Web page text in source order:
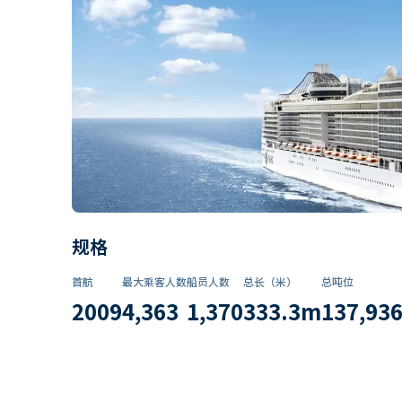
规格
首航
2009
最大乘客人数
4,363
船员人数
1,370
总长（米）
333.3m
总吨位
137,936